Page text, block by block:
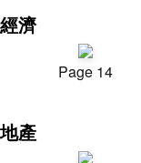
經濟
Page 14
地產